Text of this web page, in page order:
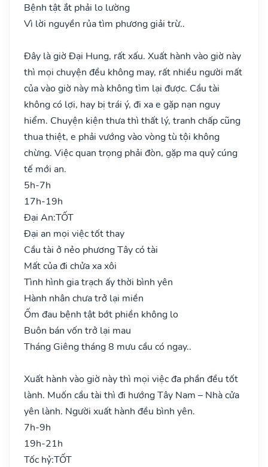
Bệnh tật ắt phải lo lường
Vì lời nguyền rủa tìm phương giải trừ..
Đây là giờ Đại Hung, rất xấu. Xuất hành vào giờ này
thì mọi chuyện đều không may, rất nhiều người mất
của vào giờ này mà không tìm lại được. Cầu tài
không có lợi, hay bị trái ý, đi xa e gặp nạn nguy
hiểm. Chuyện kiện thưa thì thất lý, tranh chấp cũng
thua thiệt, e phải vướng vào vòng tù tội không
chừng. Việc quan trọng phải đòn, gặp ma quỷ cúng
tế mới an.
5h-7h
17h-19h
Đại An:TỐT
Đại an mọi việc tốt thay
Cầu tài ở nẻo phương Tây có tài
Mất của đi chửa xa xôi
Tình hình gia trạch ấy thời bình yên
Hành nhân chưa trở lại miền
Ốm đau bệnh tật bớt phiền không lo
Buôn bán vốn trở lại mau
Tháng Giêng tháng 8 mưu cầu có ngay..
Xuất hành vào giờ này thì mọi việc đa phần đều tốt
lành. Muốn cầu tài thì đi hướng Tây Nam – Nhà cửa
yên lành. Người xuất hành đều bình yên.
7h-9h
19h-21h
Tốc hỷ:TỐT